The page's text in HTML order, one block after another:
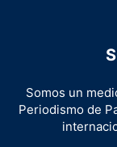
Somos un
Periodismo de